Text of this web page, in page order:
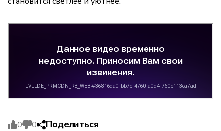
0 0 Поделиться